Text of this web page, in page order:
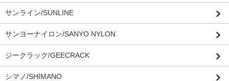
サンライン/SUNLINE
サンヨーナイロン/SANYO NYLON
ジークラック/GEECRACK
シマノ/SHIMANO